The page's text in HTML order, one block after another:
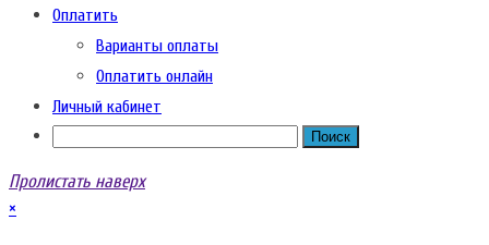
Оплатить
Варианты оплаты
Оплатить онлайн
Личный кабинет
Пролистать наверх
×